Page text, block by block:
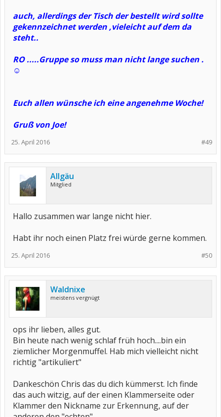
auch, allerdings der Tisch der bestellt wird sollte
gekennzeichnet werden ,vieleicht auf dem da
steht..
RO .....Gruppe so muss man nicht lange suchen .
☺
Euch allen wünsche ich eine angenehme Woche!
Gruß von Joe!
#49
25. April 2016
Allgäu
Mitglied
Hallo zusammen war lange nicht hier.
Habt ihr noch einen Platz frei würde gerne kommen.
#50
25. April 2016
Waldnixe
meistens vergnügt
ops ihr lieben, alles gut.
Bin heute nach wenig schlaf früh hoch....bin ein
ziemlicher Morgenmuffel. Hab mich vielleicht nicht
richtig "artikuliert"
Dankeschön Chris das du dich kümmerst. Ich finde
das auch witzig, auf der einen Klammerseite oder
Klammer den Nickname zur Erkennung, auf der